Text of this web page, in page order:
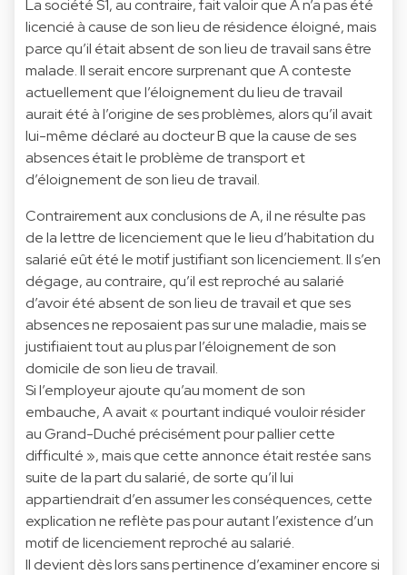
La société S1, au contraire, fait valoir que A n’a pas été
licencié à cause de son lieu de résidence éloigné, mais
parce qu’il était absent de son lieu de travail sans être
malade. Il serait encore surprenant que A conteste
actuellement que l’éloignement du lieu de travail
aurait été à l’origine de ses problèmes, alors qu’il avait
lui-même déclaré au docteur B que la cause de ses
absences était le problème de transport et
d’éloignement de son lieu de travail.
Contrairement aux conclusions de A, il ne résulte pas
de la lettre de licenciement que le lieu d’habitation du
salarié eût été le motif justifiant son licenciement. Il s’en
dégage, au contraire, qu’il est reproché au salarié
d’avoir été absent de son lieu de travail et que ses
absences ne reposaient pas sur une maladie, mais se
justifiaient tout au plus par l’éloignement de son
domicile de son lieu de travail.
Si l’employeur ajoute qu’au moment de son
embauche, A avait « pourtant indiqué vouloir résider
au Grand-Duché précisément pour pallier cette
difficulté », mais que cette annonce était restée sans
suite de la part du salarié, de sorte qu’il lui
appartiendrait d’en assumer les conséquences, cette
explication ne reflète pas pour autant l’existence d’un
motif de licenciement reproché au salarié.
Il devient dès lors sans pertinence d’examiner encore si